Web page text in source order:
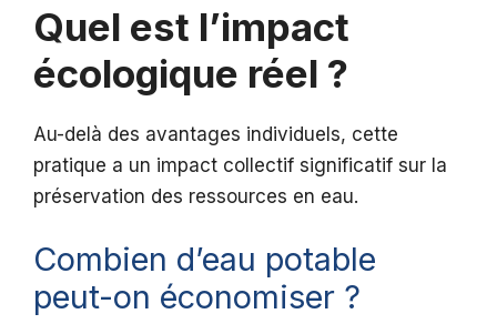
Quel est l’impact
écologique réel ?
Au-delà des avantages individuels, cette
pratique a un impact collectif significatif sur la
préservation des ressources en eau.
Combien d’eau potable
peut-on économiser ?